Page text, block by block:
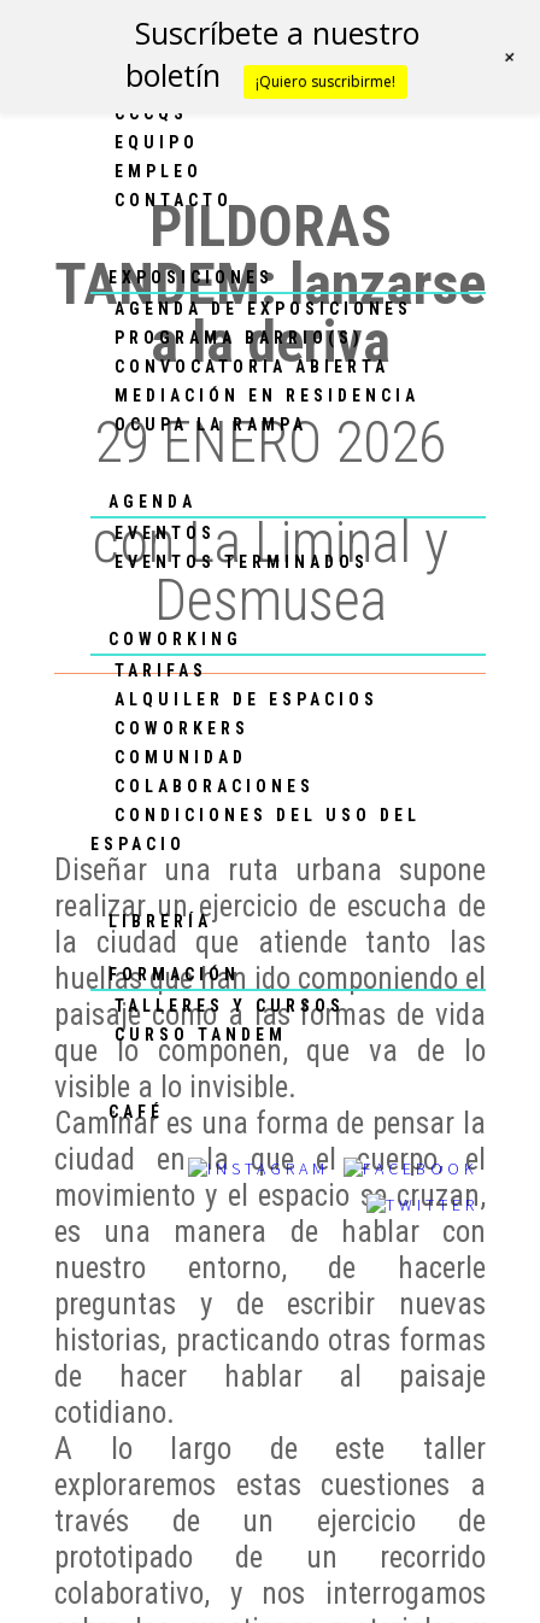
CCCQS
CCCQS
EQUIPO
EMPLEO
CONTACTO
EXPOSICIONES
AGENDA DE EXPOSICIONES
PROGRAMA BARRIO(S)
CONVOCATORIA ABIERTA
MEDIACIÓN EN RESIDENCIA
OCUPA LA RAMPA
AGENDA
EVENTOS
EVENTOS TERMINADOS
COWORKING
TARIFAS
ALQUILER DE ESPACIOS
COWORKERS
COMUNIDAD
COLABORACIONES
CONDICIONES DEL USO DEL
ESPACIO
LIBRERÍA
FORMACIÓN
TALLERES Y CURSOS
CURSO TANDEM
CAFÉ
PILDORAS
TANDEM: lanzarse
a la deriva
29 ENERO 2026
con La Liminal y
Desmusea
Diseñar una ruta urbana supone
realizar un ejercicio de escucha de
la ciudad que atiende tanto las
huellas que han ido componiendo el
paisaje como a las formas de vida
que lo componen, que va de lo
visible a lo invisible.
Caminar es una forma de pensar la
ciudad en la que el cuerpo, el
movimiento y el espacio se cruzan,
es una manera de hablar con
nuestro entorno, de hacerle
preguntas y de escribir nuevas
historias, practicando otras formas
de hacer hablar al paisaje
cotidiano.
A lo largo de este taller
exploraremos estas cuestiones a
través de un ejercicio de
prototipado de un recorrido
colaborativo, y nos interrogamos
Suscríbete a nuestro
boletín
¡Quiero suscribirme!
+